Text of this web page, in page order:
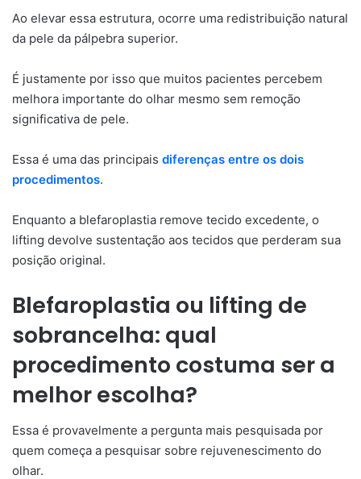
Ao elevar essa estrutura, ocorre uma redistribuição natural
da pele da pálpebra superior.
É justamente por isso que muitos pacientes percebem
melhora importante do olhar mesmo sem remoção
significativa de pele.
Essa é uma das principais diferenças entre os dois
procedimentos.
Enquanto a blefaroplastia remove tecido excedente, o
lifting devolve sustentação aos tecidos que perderam sua
posição original.
Blefaroplastia ou lifting de
sobrancelha: qual
procedimento costuma ser a
melhor escolha?
Essa é provavelmente a pergunta mais pesquisada por
quem começa a pesquisar sobre rejuvenescimento do
olhar.